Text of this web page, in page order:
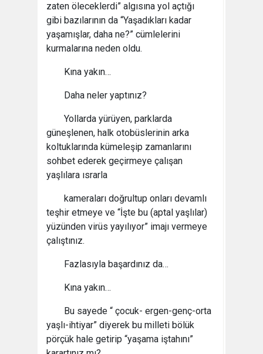
zaten öleceklerdi” algısına yol açtığı
gibi bazılarının da “Yaşadıkları kadar
yaşamışlar, daha ne?” cümlelerini
kurmalarına neden oldu.
Kına yakın…
Daha neler yaptınız?
Yollarda yürüyen, parklarda
güneşlenen, halk otobüslerinin arka
koltuklarında kümeleşip zamanlarını
sohbet ederek geçirmeye çalışan
yaşlılara ısrarla
kameraları doğrultup onları devamlı
teşhir etmeye ve “İşte bu (aptal yaşlılar)
yüzünden virüs yayılıyor” imajı vermeye
çalıştınız.
Fazlasıyla başardınız da…
Kına yakın…
Bu sayede “ çocuk- ergen-genç-orta
yaşlı-ihtiyar” diyerek bu milleti bölük
pörçük hale getirip “yaşama iştahını”